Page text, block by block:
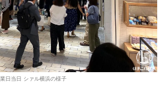
日当日 シァル横浜の様子